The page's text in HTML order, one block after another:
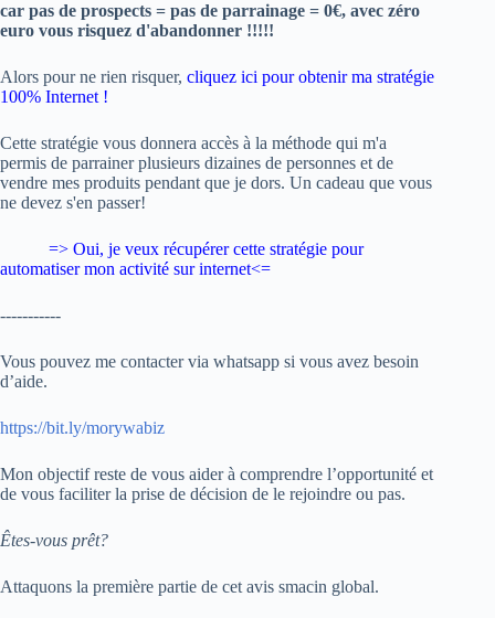
car pas de prospects = pas de parrainage = 0€, avec zéro
euro vous risquez d'abandonner !!!!!
Alors pour ne rien risquer, cliquez ici pour obtenir ma stratégie
100% Internet !
Cette stratégie vous donnera accès à la méthode qui m'a
permis de parrainer plusieurs dizaines de personnes et de
vendre mes produits pendant que je dors. Un cadeau que vous
ne devez s'en passer!
=> Oui, je veux récupérer cette stratégie pour
automatiser mon activité sur internet<=
-----------
Vous pouvez me contacter via whatsapp si vous avez besoin
d’aide.
https://bit.ly/morywabiz
Mon objectif reste de vous aider à comprendre l’opportunité et
de vous faciliter la prise de décision de le rejoindre ou pas.
Êtes-vous prêt?
Attaquons la première partie de cet avis smacin global.